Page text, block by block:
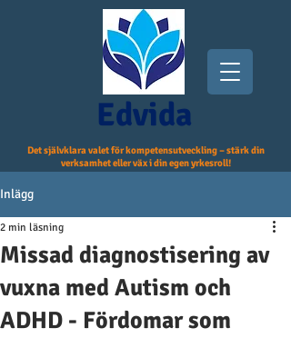
Edvida
Det självklara valet för kompetensutveckling – stärk din
verksamhet eller väx i din egen yrkesroll!
Inlägg
Missad diagnostisering av
vuxna med Autism och
ADHD - Fördomar som
2 min läsning